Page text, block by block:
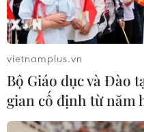
Số ca mắc COVID-
hơn 1,67 triệu ca
23/10/2020 08:38
CDC châu Phi ngày 22/
nhận 1.674.592 ca mắc
COVID-19; trong đó
vietnamplus.vn
Bộ Giáo dục và Đào
gian cố định từ năm